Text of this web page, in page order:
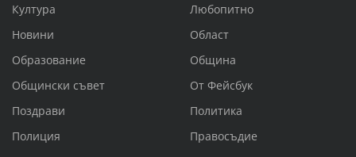
Култура
Любопитно
Новини
Област
Образование
Община
Общински съвет
От Фейсбук
Поздрави
Политика
Полиция
Правосъдие